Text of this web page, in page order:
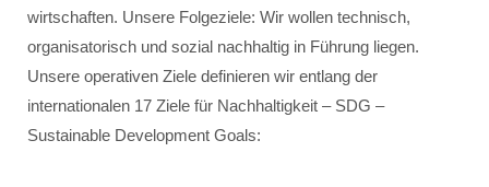
wirtschaften. Unsere Folgeziele: Wir wollen technisch,
organisatorisch und sozial nachhaltig in Führung liegen.
Unsere operativen Ziele definieren wir entlang der
internationalen 17 Ziele für Nachhaltigkeit – SDG –
Sustainable Development Goals: